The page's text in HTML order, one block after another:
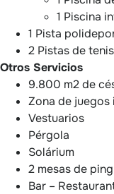
1 Piscina
1 Pista
2 Pistas de
Otros Servicios
9.800 m2 de
Zona de juegos
Vestuarios
Pérgola
Solárium
2 mesas de
Bar –